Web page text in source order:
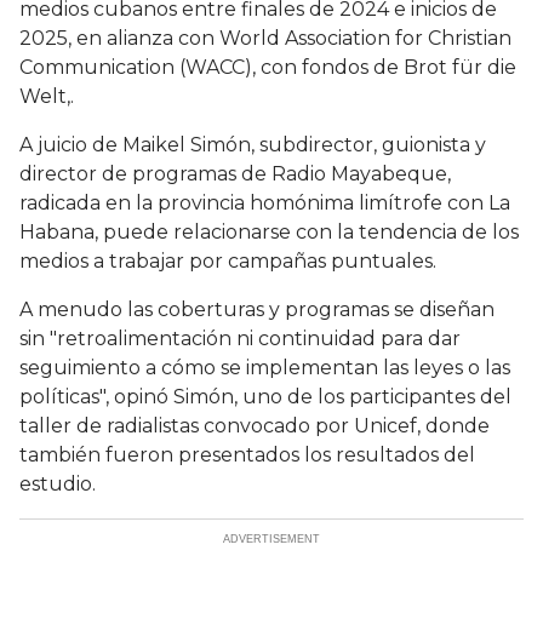
medios cubanos entre finales de 2024 e inicios de
2025, en alianza con World Association for Christian
Communication (WACC), con fondos de Brot für die
Welt,.
A juicio de Maikel Simón, subdirector, guionista y
director de programas de Radio Mayabeque,
radicada en la provincia homónima limítrofe con La
Habana, puede relacionarse con la tendencia de los
medios a trabajar por campañas puntuales.
A menudo las coberturas y programas se diseñan
sin "retroalimentación ni continuidad para dar
seguimiento a cómo se implementan las leyes o las
políticas", opinó Simón, uno de los participantes del
taller de radialistas convocado por Unicef, donde
también fueron presentados los resultados del
estudio.